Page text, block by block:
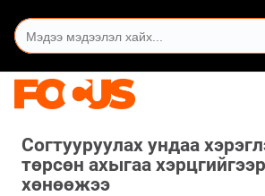
Согтууруулах ундаа
төрсөн ахыгаа
хөнөөжээ